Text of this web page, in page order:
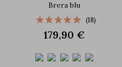
Brera blu
(18)
179,90 €